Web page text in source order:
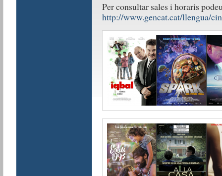
Per consultar sales i horaris
http://www.gencat.cat/llengua/